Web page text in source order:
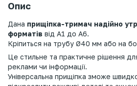
Опис
Дана прищіпка-тримач надійно
форматів від А1 до А6.
Кріпиться на трубу Ø40 мм або на
Це стильне та практичне рішення
реклами чи інформації.
Універсальна прищіпка зможе